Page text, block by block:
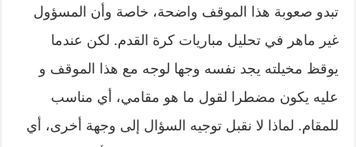
تبدو صعوبة هذا الموقف واضحة، خاصة وأن المسؤول
غير ماهر في تحليل مباريات كرة القدم. لكن عندما
يوقظ مخيلته يجد نفسه وجها لوجه مع هذا الموقف و
عليه يكون مضطرا لقول ما هو مقامي، أي مناسب
للمقام. لماذا لا نقبل توجيه السؤال إلى وجهة أخرى، أي